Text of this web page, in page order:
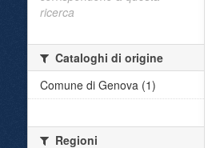
ricerca
Cataloghi di origine
Comune di Genova (1)
Regioni